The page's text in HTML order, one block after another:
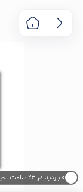
۰ خریدار در ۱ ماه اخیر